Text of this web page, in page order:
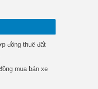
đồng thuê đất
mua bán xe